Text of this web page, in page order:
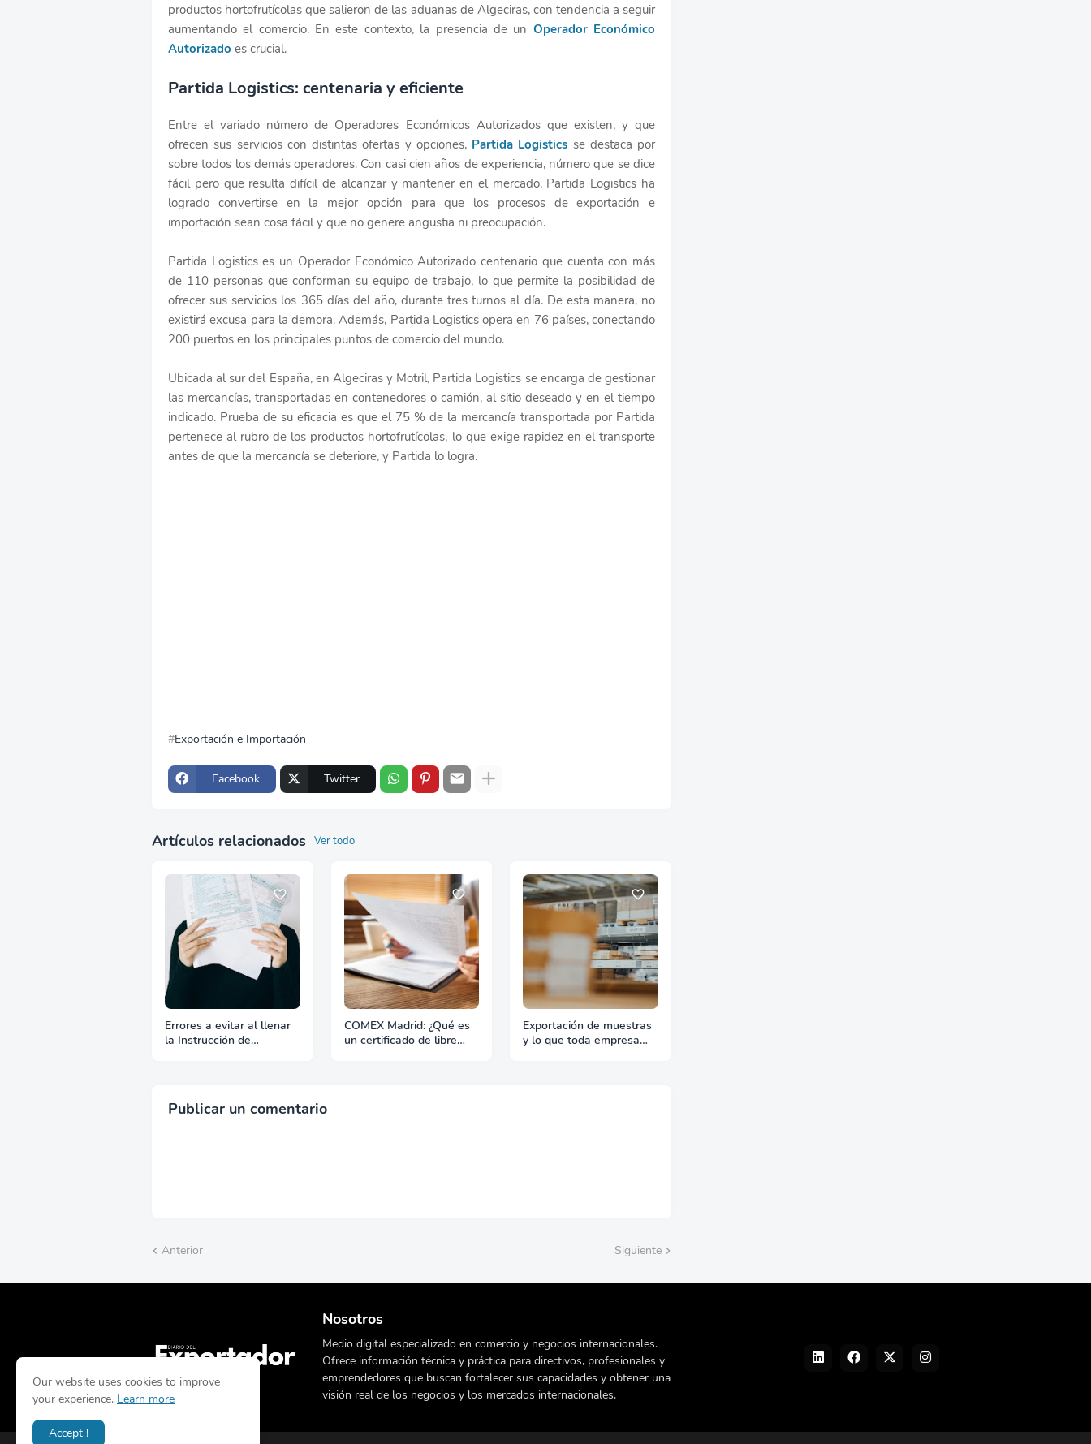
productos hortofrutícolas que salieron de las aduanas de Algeciras, con tendencia a seguir
aumentando el comercio. En este contexto, la presencia de un Operador Económico
Autorizado es crucial.
Partida Logistics: centenaria y eficiente
Entre el variado número de Operadores Económicos Autorizados que existen, y que
ofrecen sus servicios con distintas ofertas y opciones, Partida Logistics se destaca por
sobre todos los demás operadores. Con casi cien años de experiencia, número que se dice
fácil pero que resulta difícil de alcanzar y mantener en el mercado, Partida Logistics ha
logrado convertirse en la mejor opción para que los procesos de exportación e
importación sean cosa fácil y que no genere angustia ni preocupación.
Partida Logistics es un Operador Económico Autorizado centenario que cuenta con más
de 110 personas que conforman su equipo de trabajo, lo que permite la posibilidad de
ofrecer sus servicios los 365 días del año, durante tres turnos al día. De esta manera, no
existirá excusa para la demora. Además, Partida Logistics opera en 76 países, conectando
200 puertos en los principales puntos de comercio del mundo.
Ubicada al sur del España, en Algeciras y Motril, Partida Logistics se encarga de gestionar
las mercancías, transportadas en contenedores o camión, al sitio deseado y en el tiempo
indicado. Prueba de su eficacia es que el 75 % de la mercancía transportada por Partida
pertenece al rubro de los productos hortofrutícolas, lo que exige rapidez en el transporte
antes de que la mercancía se deteriore, y Partida lo logra.
Exportación e Importación
Facebook Twitter
Artículos relacionados Ver todo
Errores a evitar al llenar
la Instrucción de
COMEX Madrid: ¿Qué es
un certificado de libre
Exportación de muestras
y lo que toda empresa
Publicar un comentario
Anterior Siguiente
Nosotros
Medio digital especializado en comercio y negocios internacionales.
Ofrece información técnica y práctica para directivos, profesionales y
emprendedores que buscan fortalecer sus capacidades y obtener una
visión real de los negocios y los mercados internacionales.
Our website uses cookies to improve
your experience. Learn more
Accept !